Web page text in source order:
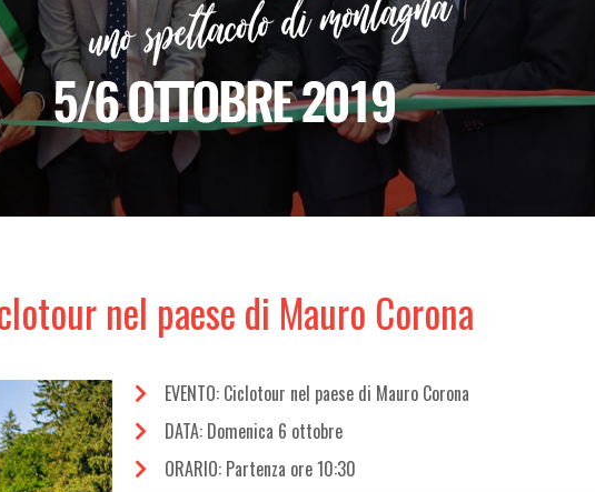
nel paese di Mauro Corona
EVENTO: Ciclotour nel paese di Mauro Corona
DATA: Domenica 6 ottobre
ORARIO: Partenza ore 10:30